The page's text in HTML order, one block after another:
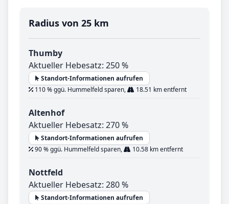
Radius von 25 km
Thumby
Aktueller Hebesatz: 250 %
Standort-Informationen aufrufen
110 % ggü. Hummelfeld sparen,
18.51 km entfernt
Altenhof
Aktueller Hebesatz: 270 %
Standort-Informationen aufrufen
90 % ggü. Hummelfeld sparen,
10.58 km entfernt
Nottfeld
Aktueller Hebesatz: 280 %
Standort-Informationen aufrufen